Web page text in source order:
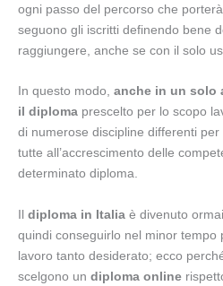
ogni passo del percorso che
seguono gli iscritti definendo bene
raggiungere, anche se con il solo
In questo modo, anche in un solo
il diploma prescelto per lo scopo
di numerose discipline differenti
tutte all’accrescimento delle
determinato diploma.
Il diploma in Italia è divenuto
quindi conseguirlo nel minor tempo
lavoro tanto desiderato; ecco
scelgono un diploma online